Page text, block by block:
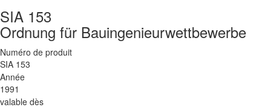
SIA 153
Ordnung für Bauingenieurwettbewerbe
Numéro de produit
SIA 153
Année
1991
valable dès